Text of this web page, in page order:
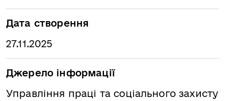
Дата створення
27.11.2025
Джерело інформації
Управління праці та соціального захисту